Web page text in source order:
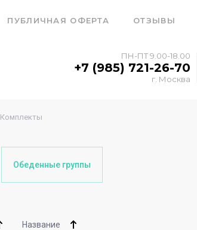
ПУБЛИЧНАЯ ОФЕРТА ОТЗЫВЫ
ПН-ПТ 9.00-18.00
+7 (985) 721-26-70
г. Москва
Комплекты
Обеденные группы
Название